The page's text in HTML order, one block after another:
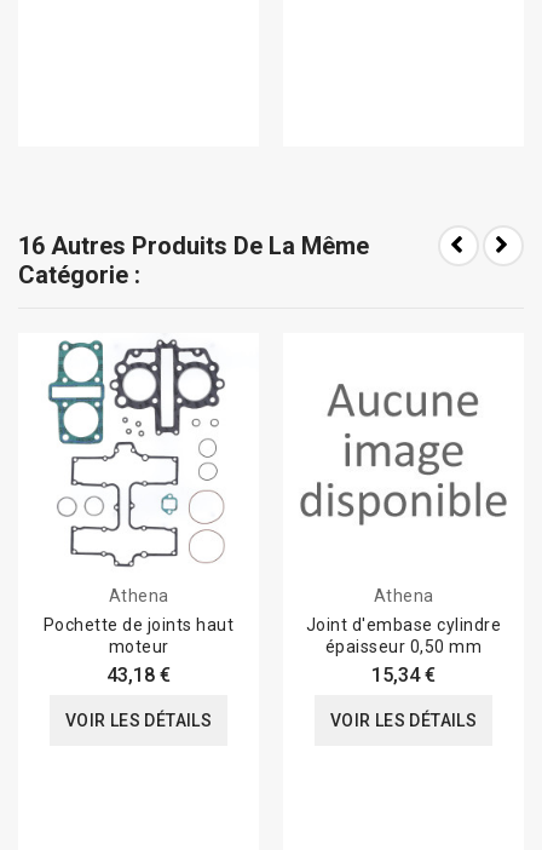
16 Autres Produits De La Même
Catégorie :
Athena
Pochette de joints haut
moteur
43,18 €
VOIR LES DÉTAILS
Athena
Joint d'embase cylindre
épaisseur 0,50 mm
15,34 €
VOIR LES DÉTAILS